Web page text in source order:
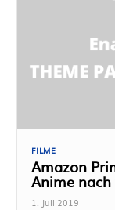
FILME
Amazon
Anime
1. Juli 2019